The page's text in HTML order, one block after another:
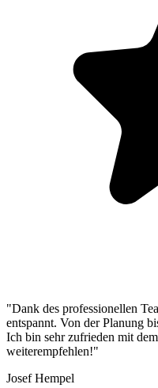
"Dank des professionellen
entspannt. Von der Planung
Ich bin sehr zufrieden mit
weiterempfehlen!"
Josef Hempel